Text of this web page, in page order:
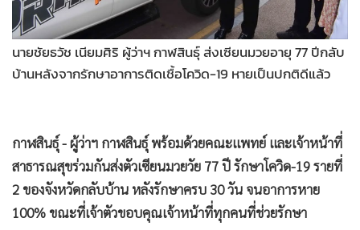
• ต่างประเทศ
• Special Scoop
• เศรษฐกิจ-ธุรกิจ
• อาชญากรรม
• Motoring
• เกม
• วิทยาศาสตร์
นายชัยธวัช เนียมศิริ ผู้ว่าฯ กาฬสินธุ์ ส่งเซียนมวยอายุ 77 ปีกลับ
บ้านหลังจากรักษาอาการติดเชื้อโควิด-19 หายเป็นปกติดีแล้ว
กาฬสินธุ์ - ผู้ว่าฯ กาฬสินธุ์ พร้อมด้วยคณะแพทย์ และเจ้าหน้าที่
สาธารณสุขร่วมกันส่งตัวเซียนมวยวัย 77 ปี รักษาโควิด-19 รายที่
2 ของจังหวัดกลับบ้าน หลังรักษาครบ 30 วัน จนอาการหาย
100% ขณะที่เจ้าตัวขอบคุณเจ้าหน้าที่ทุกคนที่ช่วยรักษา